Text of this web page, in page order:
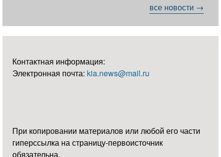
все новости →
Контактная информация:
Электронная почта: kia.news@mail.ru
При копировании материалов или любой его части
гиперссылка на страницу-первоисточник
обязательна.